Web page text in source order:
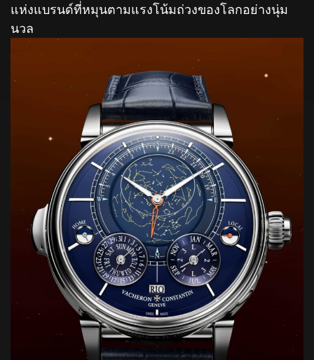
แห่งแบรนด์ที่หมุนตามแรงโน้มถ่วงของโลกอย่างนุ่ม
นวล